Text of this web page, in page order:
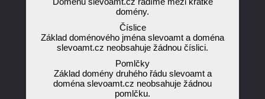
domény.
Číslice
Základ doménového jména slevoamt a doména
slevoamt.cz neobsahuje žádnou číslici.
Pomlčky
Základ domény druhého řádu slevoamt a
doména slevoamt.cz neobsahuje žádnou
pomlčku.